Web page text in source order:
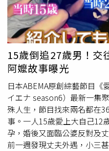
15歲倒追27歲男！
阿嬤故事曝光
日本ABEMA原創綜藝節目《
イエナ season6）最新一集
殊人生，節目找來兩名都在
事。一人15歲愛上大自己12
孕，婚後又面臨公婆反對及
前一週發現丈夫外遇，小三